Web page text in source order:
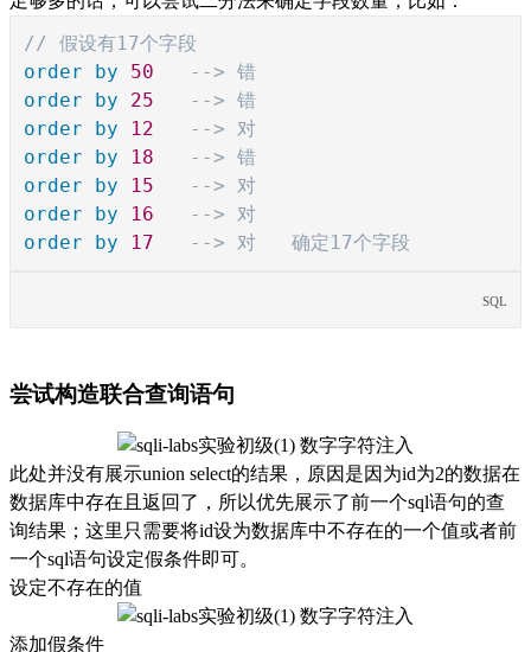
// 假设有17个字段
order
by 50
--> 错
order
by 25
--> 错
order
by 12
--> 对
order
by 18
--> 错
order
by 15
--> 对
order
by 16
--> 对
order
by 17 --> 对 确定17个字段
SQL
尝试构造联合查询语句
此处并没有展示union select的结果，原因是因为id为2的数据在
数据库中存在且返回了，所以优先展示了前一个sql语句的查
询结果；这里只需要将id设为数据库中不存在的一个值或者前
一个sql语句设定假条件即可。
设定不存在的值
添加假条件